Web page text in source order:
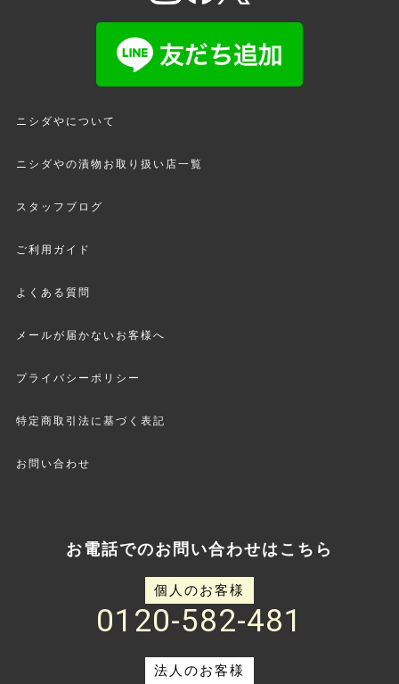
ニシダやについて
ニシダやの漬物お取り扱い店一覧
スタッフブログ
ご利用ガイド
よくある質問
メールが届かないお客様へ
プライバシーポリシー
特定商取引法に基づく表記
お問い合わせ
お電話でのお問い合わせはこちら
個人のお客様
0120-582-481
法人のお客様